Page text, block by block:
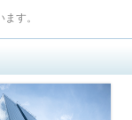
す。